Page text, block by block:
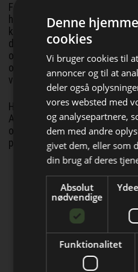
Bliv
Få de
direkte i
For Schneider Electric handler
hvordan energi, automation,
kobles tættere sammen i
dagen kan deltagerne derfor
og få indblik i løsninger som
optimering af industrielle
være med til at styrke
Her demonstreres blandt
AVEVA Selects
optimering og digitale
palleteringsrobot.
Firmaprofiler
TME
Leading
components
More
Computer-
Denne
cookies
Vi bruger cookies til
annoncer og til at
deler også
vores websted med
og analysepartnere,
dem med andre
givet dem, eller som
din brug af deres
Absolut
nødvendige
Funktionalitet